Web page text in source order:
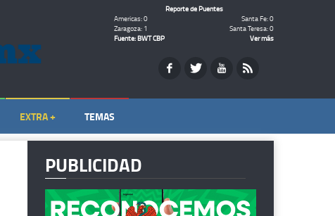
Reporte de Puentes
Americas: 0
Santa Fe: 0
Zaragoza: 1
Santa Teresa: 0
Fuente: BWT CBP
Ver más
EXTRA + TEMAS
PUBLICIDAD